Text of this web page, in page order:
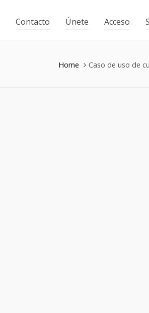
Contacto Únete Acceso
Home Caso de uso de